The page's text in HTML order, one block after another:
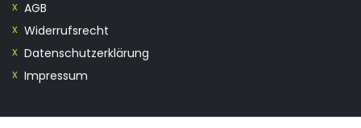
AGB
Widerrufsrecht
Datenschutzerklärung
Impressum